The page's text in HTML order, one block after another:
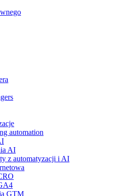
automation
AI
z automatyzacji i AI
GTM